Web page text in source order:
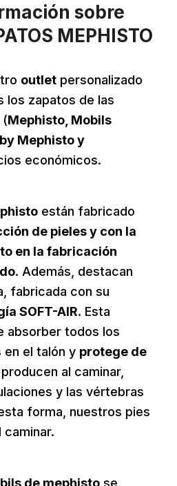
sobre
MEPHISTO
outlet personalizado
los zapatos de las
(Mephisto, Mobils
Mephisto y
económicos.
están fabricado
de pieles y con la
en la fabricación
. Además, destacan
fabricada con su
SOFT-AIR. Esta
absorber todos los
el talón y protege de
al caminar,
y las vértebras
forma, nuestros pies
caminar.
de mephisto se